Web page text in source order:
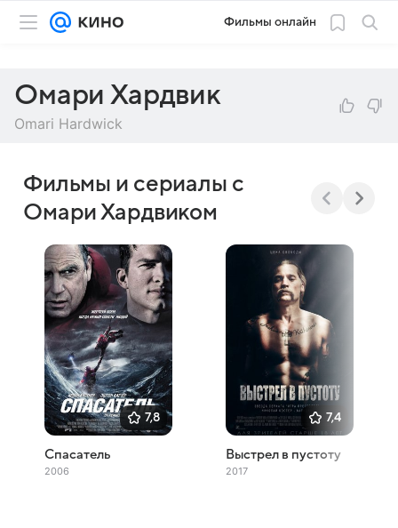
Фильмы онлайн
Омари Хардвик
Omari Hardwick
Фильмы и сериалы с
Омари Хардвиком
7,8
Спасатель
2006
7,4
Выстрел в пустоту
2017